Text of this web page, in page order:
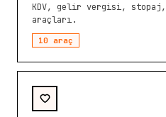
KDV, gelir vergisi, stopaj,
araçları.
10 araç